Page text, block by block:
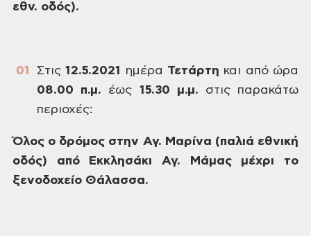
εθν. οδός).
Στις 12.5.2021 ημέρα Τετάρτη και από ώρα
08.00 π.μ. έως 15.30 μ.μ. στιςπαρακάτω
περιοχές:
Όλος ο δρόμος στην Αγ. Μαρίνα (παλιά εθνική
οδός) από Εκκλησάκι Αγ. Μάμας μέχρι το
ξενοδοχείο Θάλασσα.